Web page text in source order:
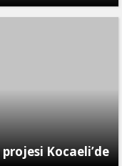
Kocaeli’de